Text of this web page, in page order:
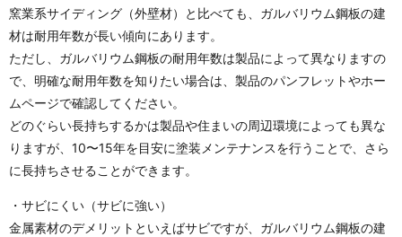
窯業系サイディング（外壁材）と比べても、ガルバリウム鋼板の建
材は耐用年数が長い傾向にあります。
ただし、ガルバリウム鋼板の耐用年数は製品によって異なりますの
で、明確な耐用年数を知りたい場合は、製品のパンフレットやホー
ムページで確認してください。
どのぐらい長持ちするかは製品や住まいの周辺環境によっても異な
りますが、10〜15年を目安に塗装メンテナンスを行うことで、さら
に長持ちさせることができます。
・サビにくい（サビに強い）
金属素材のデメリットといえばサビですが、ガルバリウム鋼板の建